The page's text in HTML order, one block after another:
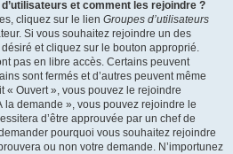
et comment les rejoindre ?
cliquez sur le lien Groupes d’utilisateurs
Si vous souhaitez rejoindre un des
et cliquez sur le bouton approprié.
pas en libre accès. Certains peuvent
sont fermés et d’autres peuvent même
« Ouvert », vous pouvez le rejoindre
la demande », vous pouvez rejoindre le
d’être approuvée par un chef de
pourquoi vous souhaitez rejoindre
ou non votre demande. N’importunez